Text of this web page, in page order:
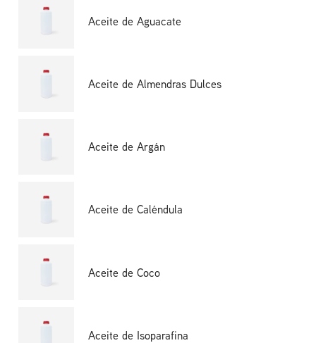
Aceite de Aguacate
Aceite de Almendras Dulces
Aceite de Argán
Aceite de Caléndula
Aceite de Coco
Aceite de Isoparafina